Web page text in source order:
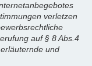
verletzen
auf § 8 Abs.4
und